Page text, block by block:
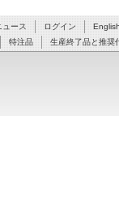
ュース ログイン
特注品 生産終了品と推奨